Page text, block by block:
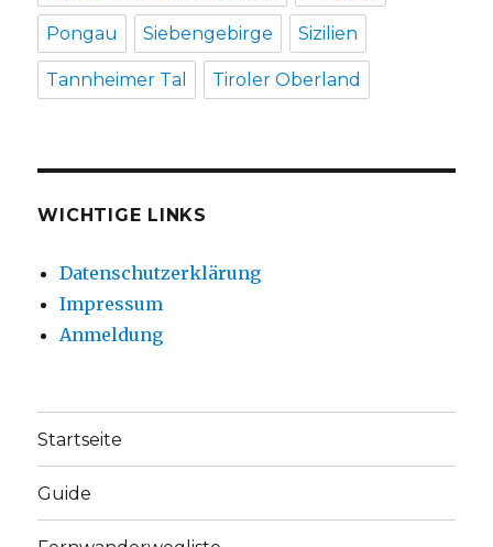
Pongau Siebengebirge Sizilien
Tannheimer Tal Tiroler Oberland
WICHTIGE LINKS
Datenschutzerklärung
Impressum
Anmeldung
Startseite
Guide